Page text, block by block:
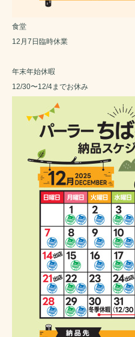
食堂
12月7日臨時休業
年末年始休暇
12/30〜12/4までお休み